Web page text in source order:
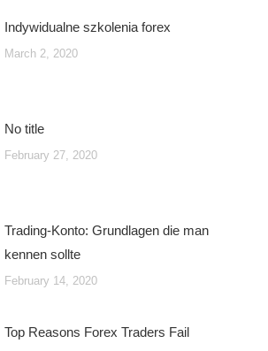
Indywidualne szkolenia forex
March 2, 2020
No title
February 27, 2020
Trading-Konto: Grundlagen die man
kennen sollte
February 14, 2020
Top Reasons Forex Traders Fail